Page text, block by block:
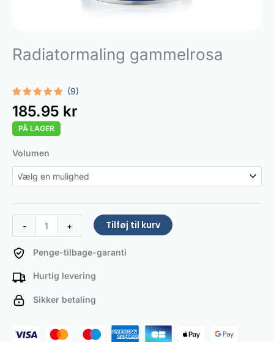
Radiatormaling gammelrosa
Bedømt
som 5.00
ud af 5
baseret
på
9
(9)
185.95 kr
PÅ LAGER
Volumen
-
Radiator
Paint
Old
+
Tilføj til kurv
Penge-tilbage-garanti
Hurtig levering
Sikker betaling